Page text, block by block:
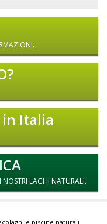
in Italia
NOSTRI LAGHI NATURALI.
e piscine naturali